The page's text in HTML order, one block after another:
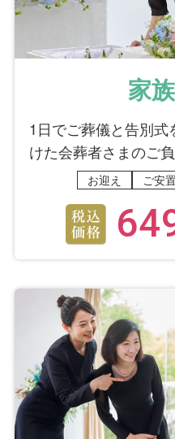
家
1日でご葬儀と告別
けた会葬者さまのご
お迎え ご安